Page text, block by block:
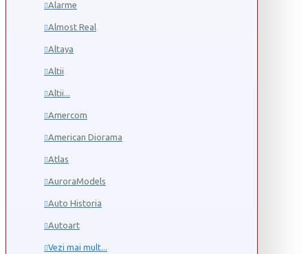
Alarme
Almost Real
Altaya
Altii
Altii...
Amercom
American Diorama
Atlas
AuroraModels
Auto Historia
Autoart
Vezi mai mult...